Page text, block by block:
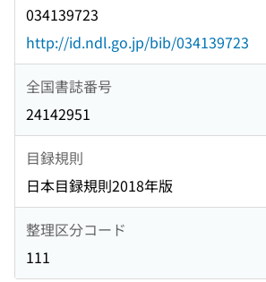
034139723
http://id.ndl.go.jp/bib/034139723
全国書誌番号
24142951
目録規則
日本目録規則2018年版
整理区分コード
111